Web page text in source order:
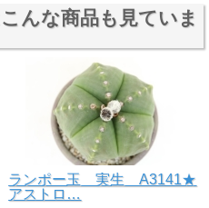
んな商品も見ていま
ランポー玉 実生 A3141★
アストロ…